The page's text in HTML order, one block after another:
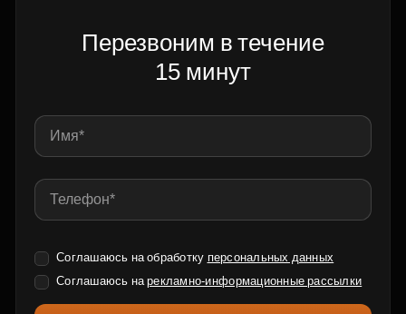
Перезвоним в течение
15 минут
Соглашаюсь на обработку персональных данных
Соглашаюсь нарекламно-информационные рассылки